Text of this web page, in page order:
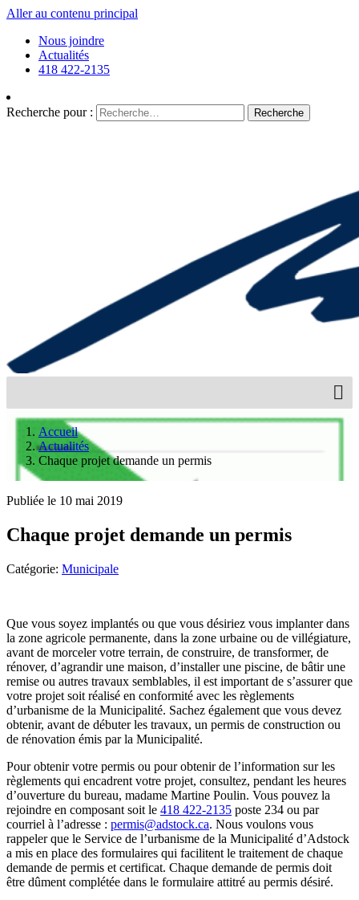
Aller au contenu principal
Nous joindre
Actualités
418 422-2135
Recherche pour : Recherche
Accueil
Actualités
Chaque projet demande un permis
Publiée le 10 mai 2019
Chaque projet demande un permis
Catégorie: Municipale
Que vous soyez implantés ou que vous désiriez vous implanter dans
la zone agricole permanente, dans la zone urbaine ou de villégiature,
avant de morceler votre terrain, de construire, de transformer, de
rénover, d’agrandir une maison, d’installer une piscine, de bâtir une
remise ou autres travaux semblables, il est important de s’assurer que
votre projet soit réalisé en conformité avec les règlements
d’urbanisme de la Municipalité. Sachez également que vous devez
obtenir, avant de débuter les travaux, un permis de construction ou
de rénovation émis par la Municipalité.
Pour obtenir votre permis ou pour obtenir de l’information sur les
règlements qui encadrent votre projet, consultez, pendant les heures
d’ouverture du bureau, madame Martine Poulin. Vous pouvez la
rejoindre en composant soit le 418 422-2135 poste 234 ou par
courriel à l’adresse : permis@adstock.ca. Nous voulons vous
rappeler que le Service de l’urbanisme de la Municipalité d’Adstock
a mis en place des formulaires qui facilitent le traitement de chaque
demande de permis et certificat. Chaque demande de permis doit
être dûment complétée dans le formulaire attitré au permis désiré.